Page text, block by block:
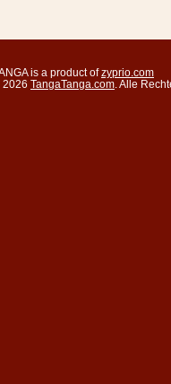
is a product ofzyprio.com
TangaTanga.com . Alle